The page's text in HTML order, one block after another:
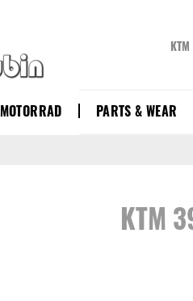
KTM
MOTORRAD PARTS & WEAR
KTM